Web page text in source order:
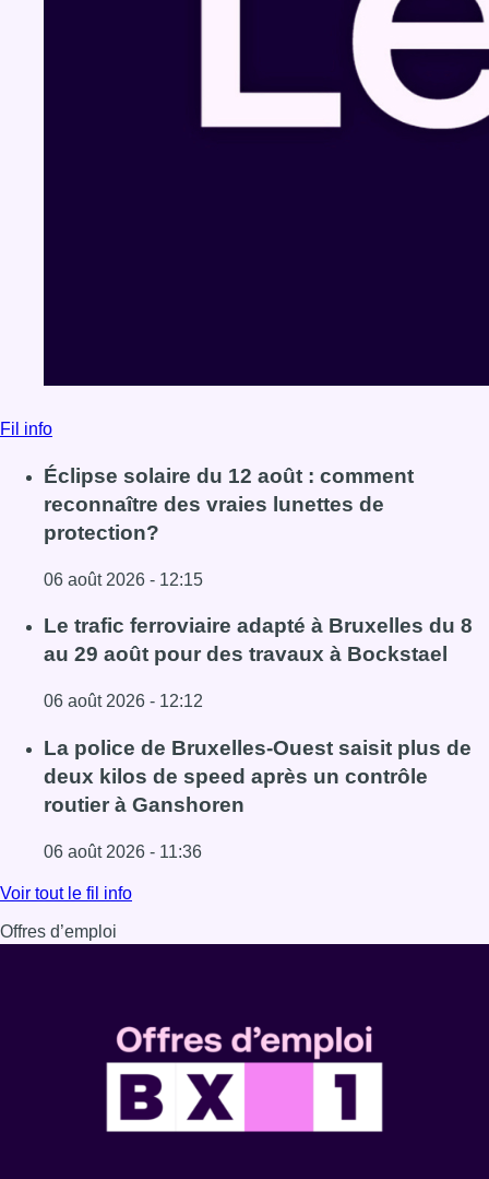
Fil info
Éclipse solaire du 12 août : comment
reconnaître des vraies lunettes de
protection?
06 août 2026 - 12:15
Lire l'article Éclipse solaire du 12 août : comment
Le trafic ferroviaire adapté à Bruxelles du 8
au 29 août pour des travaux à Bockstael
06 août 2026 - 12:12
Lire l'article Le trafic ferroviaire adapté à Bruxelles du 8
La police de Bruxelles-Ouest saisit plus de
deux kilos de speed après un contrôle
routier à Ganshoren
06 août 2026 - 11:36
Lire l'article La police de Bruxelles-Ouest saisit plus de
Voir tout le fil info
Offres d’emploi